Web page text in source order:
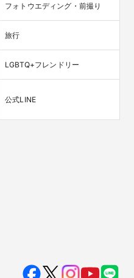
フォトウエディング・前撮り
旅行
LGBTQ+フレンドリー
公式LINE